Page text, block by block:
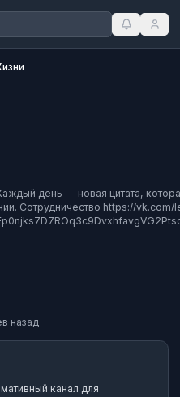
день — новая цитата,
Сотрудничество https://vk.com/
назад
канал для